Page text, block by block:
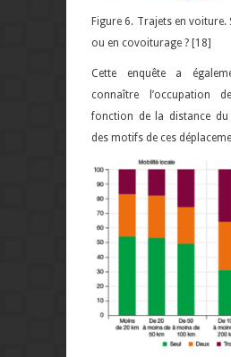
Figure 6. Trajets en voiture.
ou en covoiturage ? [18]
Cette enquête a
connaître l’occupation
fonction de la distance du
des motifs de ces